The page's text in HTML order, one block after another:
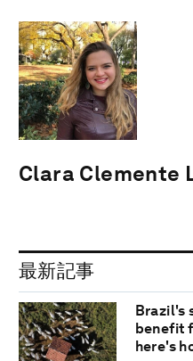
Clara Clemente
最新記事
Brazil's
benefit
here's